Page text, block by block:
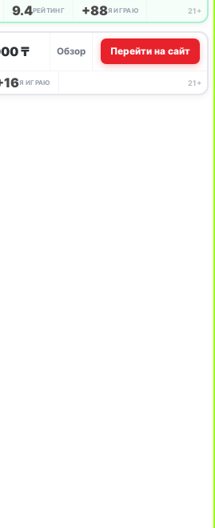
9.4РЕЙТИНГ +88Я ИГРАЮ 21+
₸ Обзор Перейти на сайт
Я ИГРАЮ 21+